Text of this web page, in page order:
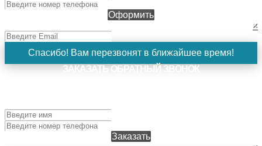
Оформить
×
Спасибо! Вам перезвонят в ближайшее время!
ЗАКАЗАТЬ ОБРАТНЫЙ ЗВОНОК
Заказать